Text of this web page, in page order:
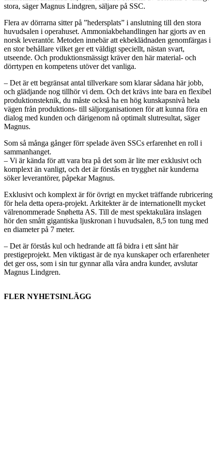
stora, säger Magnus Lindgren, säljare på SSC.
Flera av dörrarna sitter på ”hedersplats” i anslutning till den stora
huvudsalen i operahuset. Ammoniakbehandlingen har gjorts av en
norsk leverantör. Metoden innebär att ekbeklädnaden genomfärgas i
en stor behållare vilket ger ett väldigt speciellt, nästan svart,
utseende. Och produktionsmässigt kräver den här material- och
dörrtypen en kompetens utöver det vanliga.
– Det är ett begränsat antal tillverkare som klarar sådana här jobb,
och glädjande nog tillhör vi dem. Och det krävs inte bara en flexibel
produktionsteknik, du måste också ha en hög kunskapsnivå hela
vägen från produktions- till säljorganisationen för att kunna föra en
dialog med kunden och därigenom nå optimalt slutresultat, säger
Magnus.
Som så många gånger förr spelade även SSCs erfarenhet en roll i
sammanhanget.
– Vi är kända för att vara bra på det som är lite mer exklusivt och
komplext än vanligt, och det är förstås en trygghet när kunderna
söker leverantörer, påpekar Magnus.
Exklusivt och komplext är för övrigt en mycket träffande rubricering
för hela detta opera-projekt. Arkitekter är de internationellt mycket
välrenommerade Snøhetta AS. Till de mest spektakulära inslagen
hör den smått gigantiska ljuskronan i huvudsalen, 8,5 ton tung med
en diameter på 7 meter.
– Det är förstås kul och hedrande att få bidra i ett sånt här
prestigeprojekt. Men viktigast är de nya kunskaper och erfarenheter
det ger oss, som i sin tur gynnar alla våra andra kunder, avslutar
Magnus Lindgren.
FLER NYHETSINLÄGG